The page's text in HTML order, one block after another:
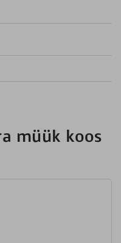
müük koos